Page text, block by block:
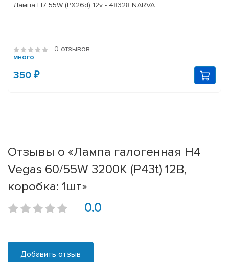
Лампа H7 55W (PX26d) 12v - 48328 NARVA
0 отзывов
много
350 ₽
Отзывы о «Лампа галогенная H4
Vegas 60/55W 3200K (P43t) 12В,
коробка: 1шт»
0.0
Добавить отзыв